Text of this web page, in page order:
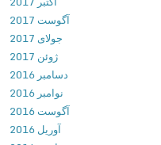
ی
و
ط
ع
ا
ر
ن
ل
و
د
ب
ر
ن
آگوست 2017
جولای 2017
ژوئن 2017
دسامبر 2016
نوامبر 2016
آگوست 2016
آوریل 2016